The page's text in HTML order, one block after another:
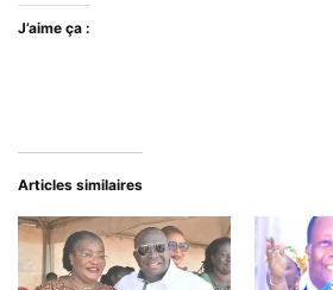
J’aime ça :
Articles similaires